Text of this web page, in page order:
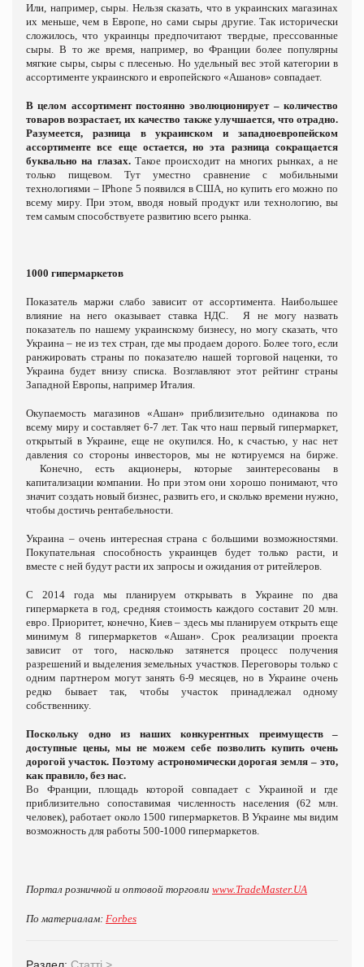
Или, например, сыры. Нельзя сказать, что в украинских магазинах
их меньше, чем в Европе, но сами сыры другие. Так исторически
сложилось, что украинцы предпочитают твердые, прессованные
сыры. В то же время, например, во Франции более популярны
мягкие сыры, сыры с плесенью. Но удельный вес этой категории в
ассортименте украинского и европейского «Ашанов» совпадает.
В целом ассортимент постоянно эволюционирует – количество
товаров возрастает, их качество также улучшается, что отрадно.
Разумеется, разница в украинском и западноевропейском
ассортименте все еще остается, но эта разница сокращается
буквально на глазах.Такое происходит на многих рынках, а не
только пищевом. Тут уместно сравнение с мобильными
технологиями – IPhone 5 появился в США, но купить его можно по
всему миру. При этом, вводя новый продукт или технологию, вы
тем самым способствуете развитию всего рынка.
1000 гипермаркетов
Показатель маржи слабо зависит от ассортимента. Наибольшее
влияние на него оказывает ставка НДС. Я не могу назвать
показатель по нашему украинскому бизнесу, но могу сказать, что
Украина – не из тех стран, где мы продаем дорого. Более того, если
ранжировать страны по показателю нашей торговой наценки, то
Украина будет внизу списка. Возглавляют этот рейтинг страны
Западной Европы, например Италия.
Окупаемость магазинов «Ашан» приблизительно одинакова по
всему миру и составляет 6-7 лет. Так что наш первый гипермаркет,
открытый в Украине, еще не окупился. Но, к счастью, у нас нет
давления со стороны инвесторов, мы не котируемся на бирже.
Конечно, есть акционеры, которые заинтересованы в
капитализации компании. Но при этом они хорошо понимают, что
значит создать новый бизнес, развить его, и сколько времени нужно,
чтобы достичь рентабельности.
Украина – очень интересная страна с большими возможностями.
Покупательная способность украинцев будет только расти, и
вместе с ней будут расти их запросы и ожидания от ритейлеров.
С 2014 года мы планируем открывать в Украине по два
гипермаркета в год, средняя стоимость каждого составит 20 млн.
евро. Приоритет, конечно, Киев – здесь мы планируем открыть еще
минимум 8 гипермаркетов «Ашан». Срок реализации проекта
зависит от того, насколько затянется процесс получения
разрешений и выделения земельных участков. Переговоры только с
одним партнером могут занять 6-9 месяцев, но в Украине очень
редко бывает так, чтобы участок принадлежал одному
собственнику.
Поскольку одно из наших конкурентных преимуществ –
доступные цены, мы не можем себе позволить купить очень
дорогой участок. Поэтому астрономически дорогая земля – это,
как правило, без нас.
Во Франции, площадь которой совпадает с Украиной и где
приблизительно сопоставимая численность населения (62 млн.
человек), работает около 1500 гипермаркетов. В Украине мы видим
возможность для работы 500-1000 гипермаркетов.
Портал розничной и оптовой торговли www.TradeMaster.UA
По материалам: Forbes
Раздел: Статті >